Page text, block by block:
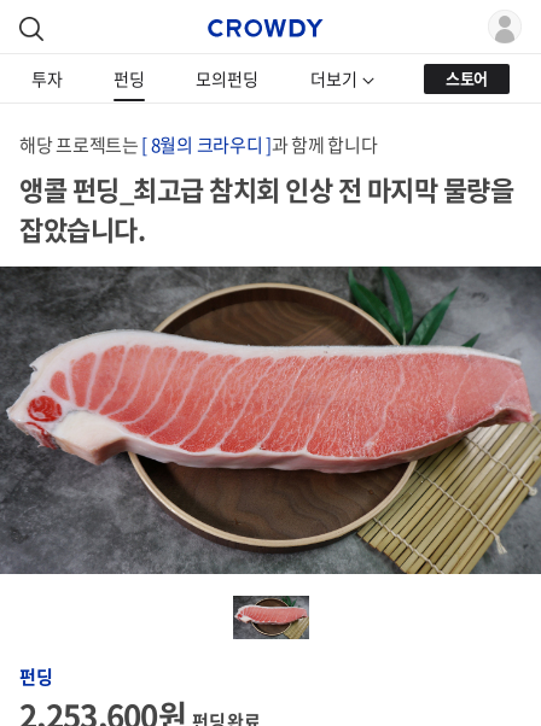
투자 펀딩 모의펀딩 더보기 스토어
해당 프로젝트는[ 8월의 크라우디 ]과 함께 합니다
앵콜 펀딩_최고급 참치회 인상 전 마지막 물량을
잡았습니다.
펀딩
2,253,600원